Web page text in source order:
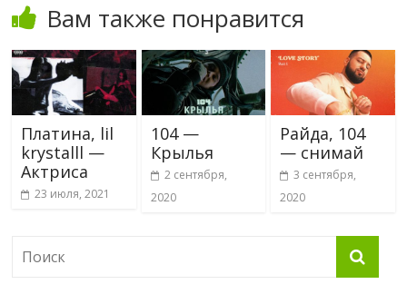
Вам также понравится
Платина, lil
krystalll —
Актриса
23 июля, 2021
104 —
Крылья
2 сентября,
2020
Райда, 104
— снимай
3 сентября,
2020